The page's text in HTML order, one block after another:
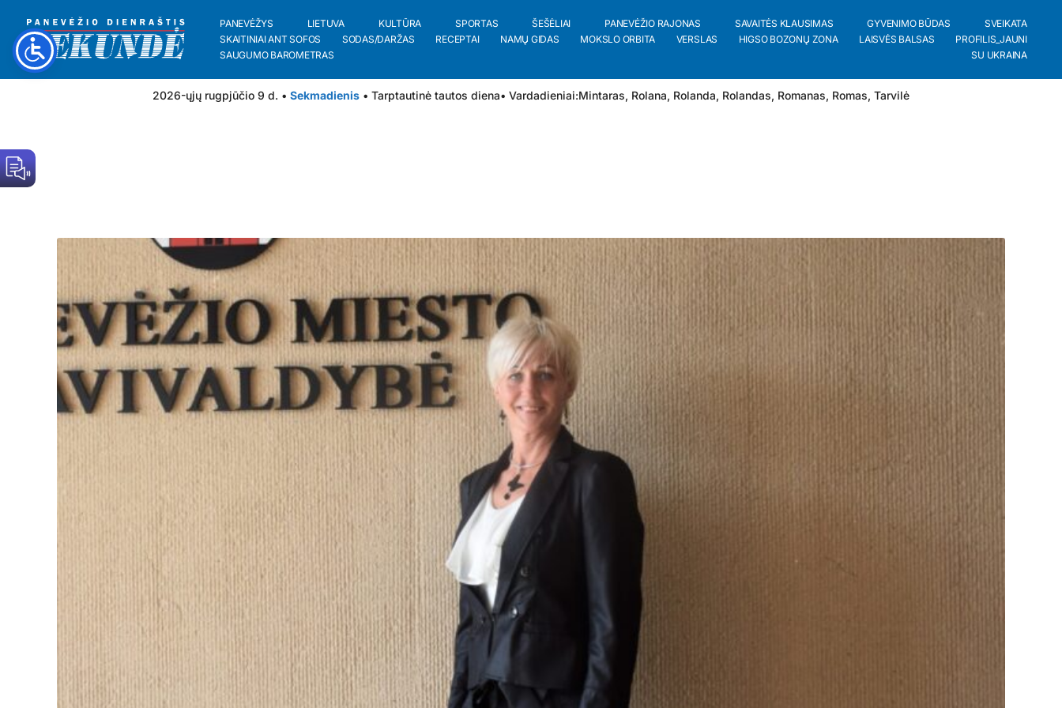
PANEVĖŽYS LIETUVA KULTŪRA SPORTAS ŠEŠĖLIAI PANEVĖŽIO RAJONAS SAVAITĖS KLAUSIMAS GYVENIMO BŪDAS
SVEIKATA
SKAITINIAI ANT SOFOS
SODAS/DARŽAS RECEPTAI NAMŲ GIDAS MOKSLO ORBITA VERSLAS HIGSO BOZONŲ ZONA LAISVĖS BALSAS
PROFILIS_JAUNI
SAUGUMO BAROMETRAS
SU UKRAINA
2026-ųjų rugpjūčio 9 d. • Sekmadienis • Tarptautinė tautos diena• Vardadieniai:Mintaras, Rolana, Rolanda, Rolandas, Romanas, Romas, Tarvilė